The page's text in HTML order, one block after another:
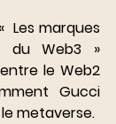
Les marques
du Web3 »
le Web2
Gucci
metaverse.